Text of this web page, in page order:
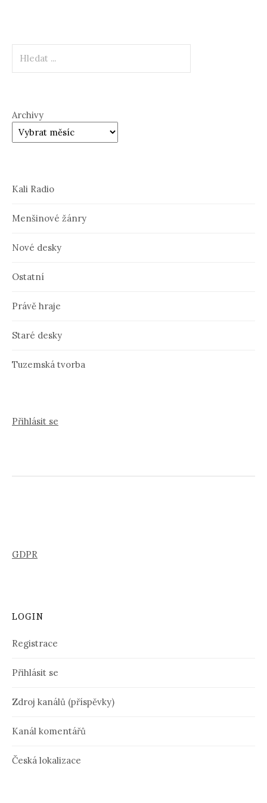
Archivy
Kali Radio
Menšinové žánry
Nové desky
Ostatní
Právě hraje
Staré desky
Tuzemská tvorba
Přihlásit se
GDPR
LOGIN
Registrace
Přihlásit se
Zdroj kanálů (příspěvky)
Kanál komentářů
Česká lokalizace